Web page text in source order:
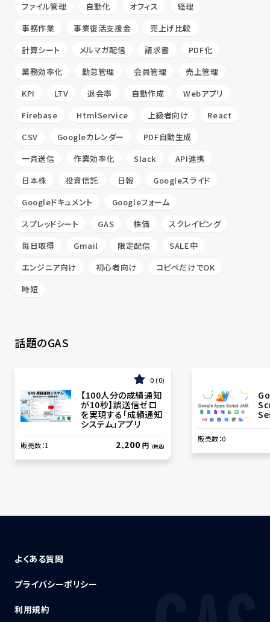
ファイル管理
自動化 オフィス
経理
事務作業
事業復活支援金
売上げ比較
計算シート
メルマガ配信 請求書
PDF化
業務効率化
勤怠管理 会員管理
売上管理
KPI
LTV 退会率 自動作成
Webアプリ
Firebase
HtmlService 上級者向け
React
CSV
Googleカレンダー
PDF自動生成
一斉送信
作業効率化 Slack
API連携
日本株
投資信託 日報
Googleスライド
Googleドキュメント
Googleフォーム
スプレッドシート
GAS 株価
スクレイピング
毎日取得
Gmail 限定配信
SALE中
エンジニア向け
初心者向け
コピペだけでOK
時短
話題のGAS
0 0
【100人分の成績通知
が10秒】誤送信ゼロ
を実現する「成績通知
システム」アプリ
販売数：1 2,200 円 (税込)
販売数：0
よくある質問
プライバシーポリシー
利用規約